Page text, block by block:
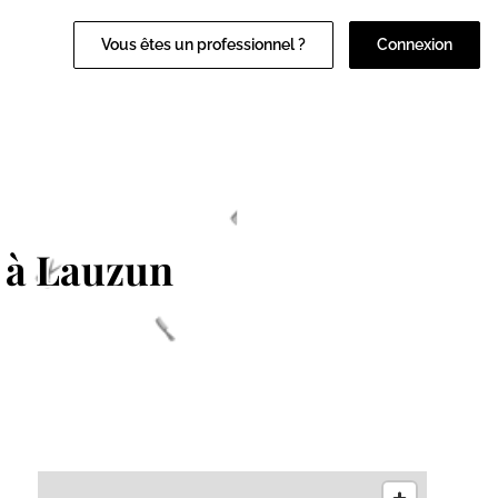
Vous êtes un professionnel ? Connexion
Lauzun